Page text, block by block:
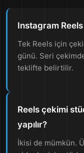
Instagram
Tek Reels için
günü. Seri
teklifte belirtilir.
Reels çekimi
yapılır?
İkisi de mümkün.